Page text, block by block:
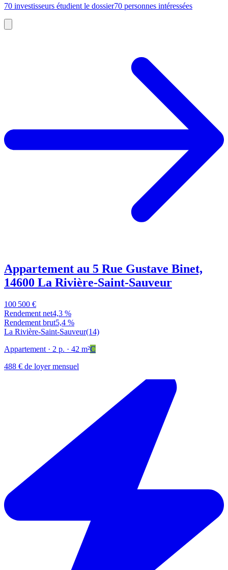
70 investisseurs étudient le dossier70 personnes intéressées
Appartement au 5 Rue Gustave Binet,
14600 La Rivière-Saint-Sauveur
100 500 €
Rendement net4,3 %
Rendement brut5,4 %
La Rivière-Saint-Sauveur(14)
Appartement · 2 p. · 42 m²C
488 € de loyer mensuel